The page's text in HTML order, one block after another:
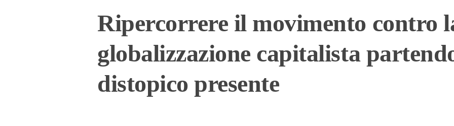
Ripercorrere il movimento contro
globalizzazione capitalista
distopico presente